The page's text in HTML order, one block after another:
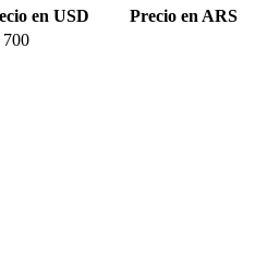
en USD
Precio en ARS